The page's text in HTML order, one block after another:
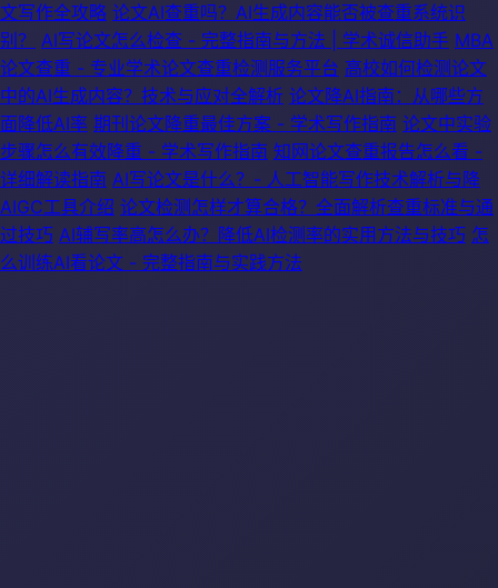
文写作全攻略 论文AI查重吗？AI生成内容能否被查重系统识
别？
AI写论文怎么检查 - 完整指南与方法 | 学术诚信助手 MBA
论文查重 - 专业学术论文查重检测服务平台 高校如何检测论文
中的AI生成内容？技术与应对全解析 论文降AI指南：从哪些方
面降低AI率 期刊论文降重最佳方案 - 学术写作指南 论文中实验
步骤怎么有效降重 - 学术写作指南 知网论文查重报告怎么看 -
详细解读指南 AI写论文是什么？- 人工智能写作技术解析与降
AIGC工具介绍 论文检测怎样才算合格？全面解析查重标准与通
过技巧 AI辅写率高怎么办？降低AI检测率的实用方法与技巧 怎
么训练AI看论文 - 完整指南与实践方法